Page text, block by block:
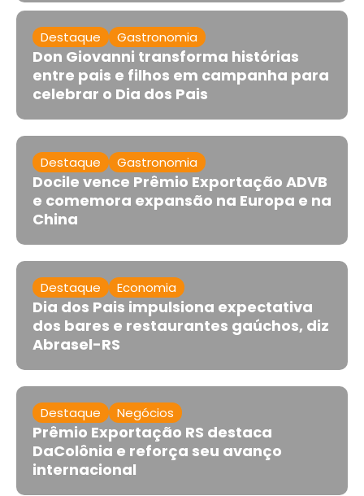
Destaque Gastronomia
Don Giovanni transforma histórias
entre pais e filhos em campanha para
celebrar o Dia dos Pais
Destaque Gastronomia
Docile vence Prêmio Exportação ADVB
e comemora expansão na Europa e na
China
Destaque Economia
Dia dos Pais impulsiona expectativa
dos bares e restaurantes gaúchos, diz
Abrasel-RS
Destaque Negócios
Prêmio Exportação RS destaca
DaColônia e reforça seu avanço
internacional